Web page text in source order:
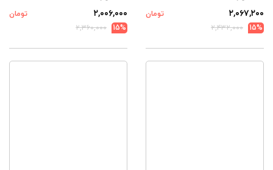
۲,۰۶۷,۲۰۰
تومان
15%
۲,۴۳۲,۰۰۰
۲,۰۰۶,۰۰۰
تومان
15%
۲,۳۶۰,۰۰۰